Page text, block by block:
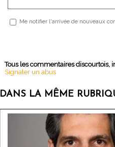
Me notifier l'arrivée de nouveaux
Tous les commentaires discourtois,
Signaler un abus
DANS LA MÊME